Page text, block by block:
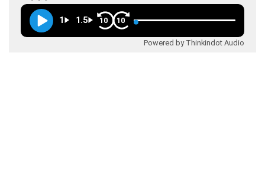
1 1.5 10 10
Powered by Thinkindot Audio